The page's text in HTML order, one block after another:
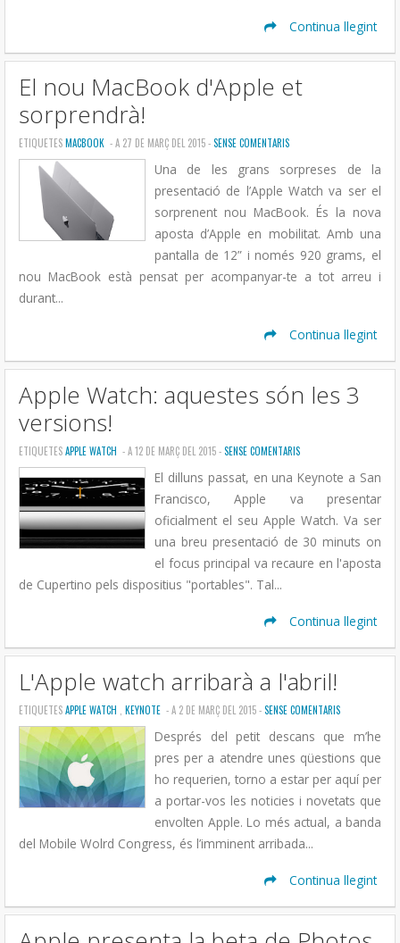
Continua llegint
El nou MacBook d'Apple et
sorprendrà!
ETIQUETESMACBOOK - A 27 DE MARÇ DEL 2015 -SENSE COMENTARIS
Una de les grans sorpreses de la
presentació de l’Apple Watch va ser el
sorprenent nou MacBook. És la nova
aposta d’Apple en mobilitat. Amb una
pantalla de 12” i només 920 grams, el
nou MacBook està pensat per acompanyar-te a tot arreu i
durant...
Continua llegint
Apple Watch: aquestes són les 3
versions!
ETIQUETESAPPLE WATCH - A 12 DE MARÇ DEL 2015 -SENSE COMENTARIS
El dilluns passat, en una Keynote a San
Francisco, Apple va presentar
oficialment el seu Apple Watch. Va ser
una breu presentació de 30 minuts on
el focus principal va recaure en l'aposta
de Cupertino pels dispositius "portables". Tal...
Continua llegint
L'Apple watch arribarà a l'abril!
ETIQUETESAPPLE WATCH , KEYNOTE - A 2 DE MARÇ DEL 2015 -SENSE COMENTARIS
Després del petit descans que m’he
pres per a atendre unes qüestions que
ho requerien, torno a estar per aquí per
a portar-vos les noticies i novetats que
envolten Apple. Lo més actual, a banda
del Mobile Wolrd Congress, és l’imminent arribada...
Continua llegint